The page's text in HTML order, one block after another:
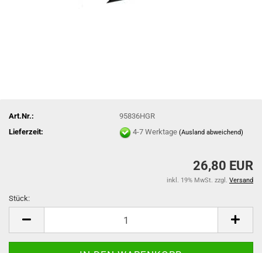
Art.Nr.:
95836HGR
Lieferzeit:
4-7 Werktage(Ausland abweichend)
26,80 EUR
inkl. 19% MwSt. zzgl. Versand
Stück: